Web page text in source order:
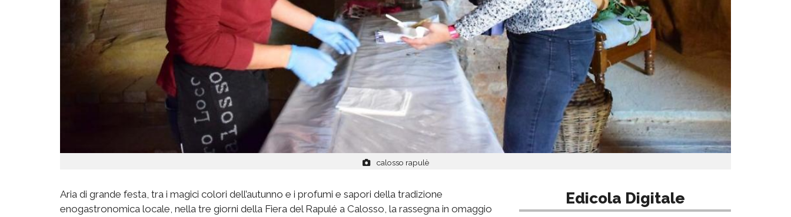
calosso rapulè
Aria di grande festa, tra i magici colori dell’autunno e i profumi e sapori della tradizione
enogastronomica locale, nella tre giorni della Fiera del Rapulé a Calosso, la rassegna in omaggio
Edicola Digitale